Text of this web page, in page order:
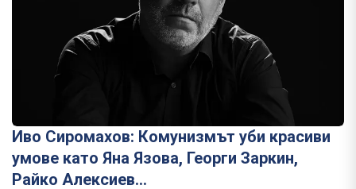
Иво Сиромахов: Комунизмът уби красиви
умове като Яна Язова, Георги Заркин,
Райко Алексиев...